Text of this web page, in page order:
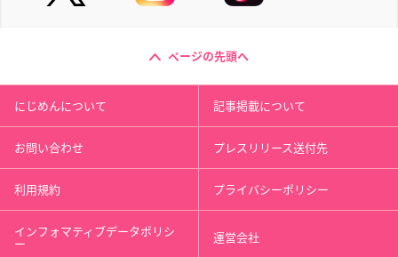
ページの先頭へ
にじめんについて 記事掲載について
お問い合わせ プレスリリース送付先
利用規約 プライバシーポリシー
インフォマティブデータポリシ
ー 運営会社